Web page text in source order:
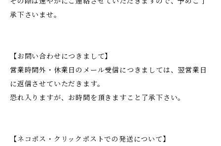
承下さいませ。
【お問い合わせにつきまして】
営業時間外・休業日のメール受信につきましては、翌営業日
に返信させていただきます。
恐れ入りますが、お時間を頂きますこと了承下さい。
【ネコポス・クリックポストでの発送について】